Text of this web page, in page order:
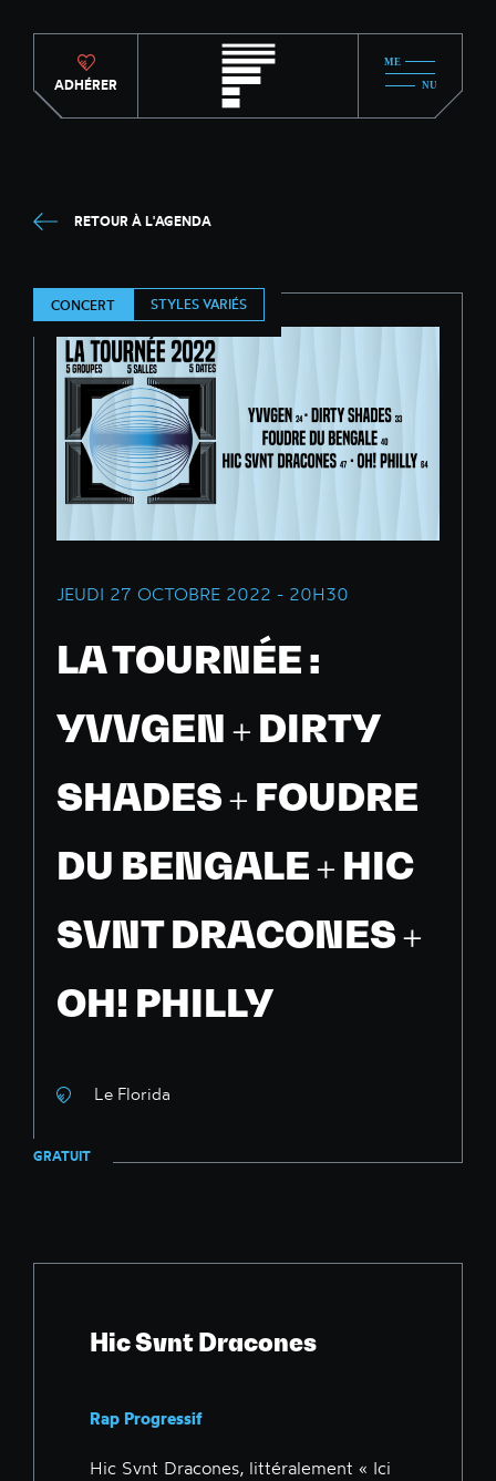
ADHÉRER
RETOUR À L'AGENDA
CONCERT STYLES VARIÉS
JEUDI 27 OCTOBRE 2022 - 20H30
LA TOURNÉE :
YVVGEN + DIRTY
SHADES + FOUDRE
DU BENGALE + HIC
SVNT DRACONES +
OH! PHILLY
Le Florida
GRATUIT
Hic Svnt Dracones
Rap Progressif
Hic Svnt Dracones, littéralement « Ici